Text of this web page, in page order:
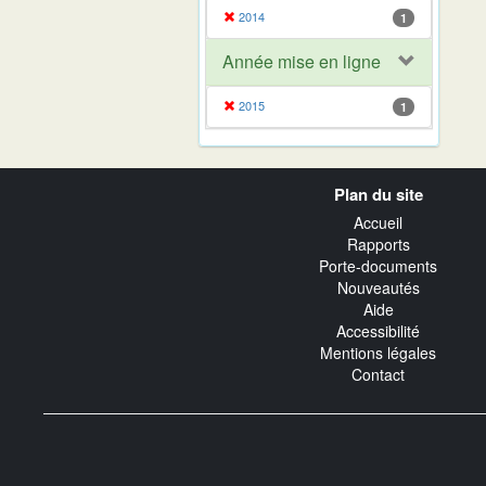
2014 1
Année mise en ligne
2015 1
Plan du site
Accueil
Rapports
Porte-documents
Nouveautés
Aide
Accessibilité
Mentions légales
Contact